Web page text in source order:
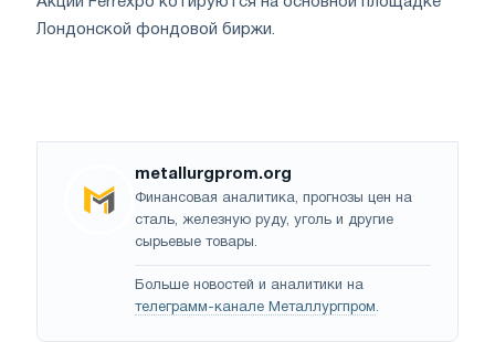
Лондонской фондовой биржи.
metallurgprom.org
Финансовая аналитика, прогнозы цен на
сталь, железную руду, уголь и другие
сырьевые товары.
Больше новостей и аналитики на
телеграмм-канале Металлургпром.